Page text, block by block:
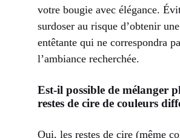
votre bougie avec élégance.
surdoser au risque d’obtenir
entêtante qui ne correspondra
l’ambiance recherchée.
Est-il possible de mélanger
restes de cire de couleurs
Oui, les restes de cire (même